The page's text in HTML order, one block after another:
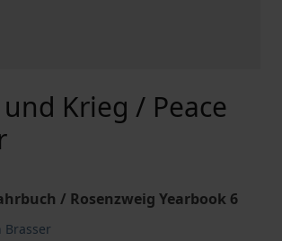
Krieg / Peace
/ Rosenzweig Yearbook 6
Brasser